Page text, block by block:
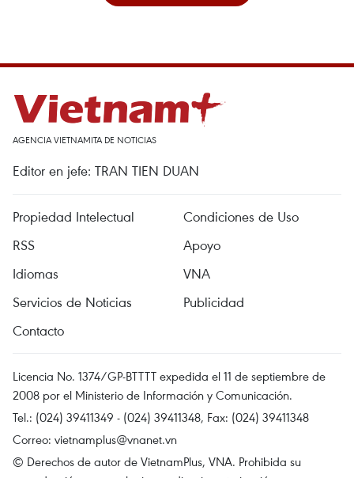
AGENCIA VIETNAMITA DE NOTICIAS
Editor en jefe: TRAN TIEN DUAN
Propiedad Intelectual
Condiciones de Uso
RSS
Apoyo
Idiomas
VNA
Servicios de Noticias
Publicidad
Contacto
Licencia No. 1374/GP-BTTTT expedida el 11 de septiembre de
2008 por el Ministerio de Información y Comunicación.
Tel.: (024) 39411349 - (024) 39411348, Fax: (024) 39411348
Correo: vietnamplus@vnanet.vn
© Derechos de autor de VietnamPlus, VNA. Prohibida su